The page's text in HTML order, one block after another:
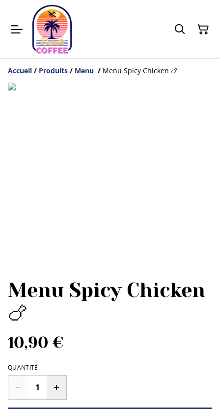
Accueil / Produits / Menu / Menu Spicy Chicken 🍗
Menu Spicy Chicken
🍗
10,90 €
QUANTITÉ